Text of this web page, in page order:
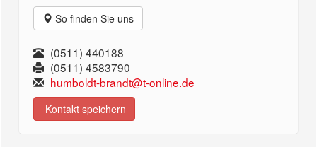
So finden Sie uns
(0511) 440188
(0511) 4583790
humboldt-brandt@t-online.de
Kontakt speichern